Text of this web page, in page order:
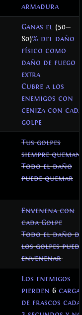
armadura
Ganas el (50—
80)% del daño
físico como
daño de fuego
extra
Cubre a los
enemigos con
ceniza con cada
golpe
Tus golpes
siempre queman
Todo el daño
puede quemar
Envenena con
cada Golpe
Todo el daño
los golpes
envenenar
Los enemigos
pierden 6
de frascos cada